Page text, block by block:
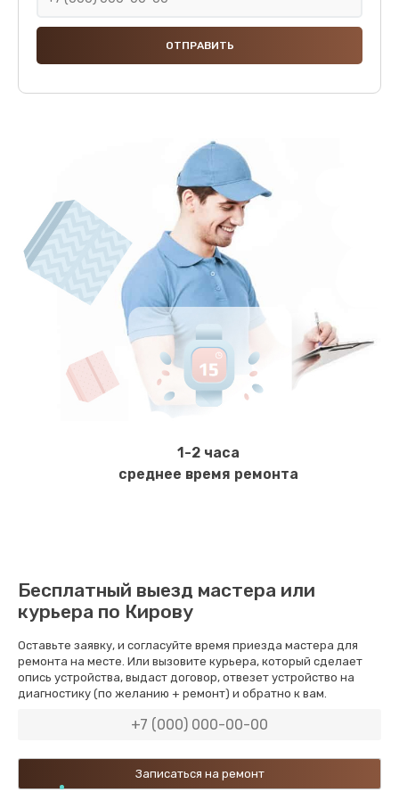
1-2 часа
среднее время ремонта
Бесплатный выезд мастера или
курьера по Кирову
Оставьте заявку, и согласуйте время приезда мастера для
ремонта на месте. Или вызовите курьера, который сделает
опись устройства, выдаст договор, отвезет устройство на
диагностику (по желанию + ремонт) и обратно к вам.